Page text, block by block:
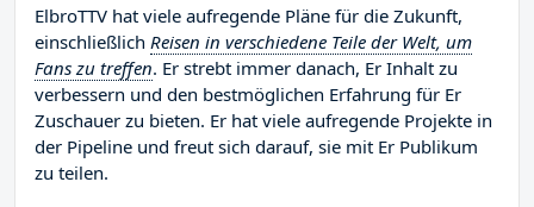
ElbroTTV hat viele aufregende Pläne für die Zukunft,
einschließlich Reisen in verschiedene Teile der Welt, um
Fans zu treffen. Er strebt immer danach, Er Inhalt zu
verbessern und den bestmöglichen Erfahrung für Er
Zuschauer zu bieten. Er hat viele aufregende Projekte in
der Pipeline und freut sich darauf, sie mit Er Publikum
zu teilen.